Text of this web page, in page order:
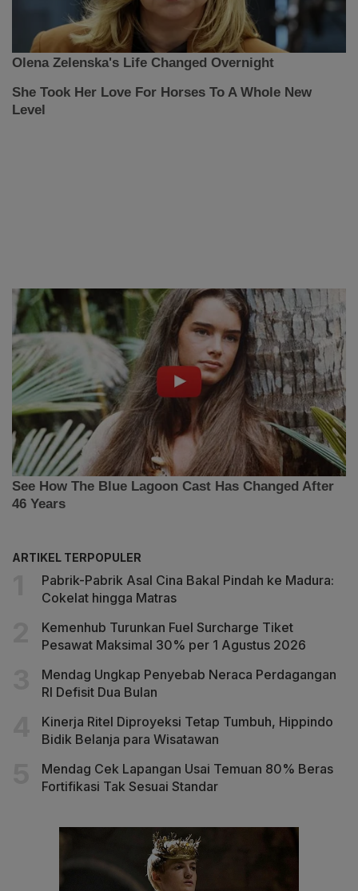
ARTIKEL TERPOPULER
Pabrik-Pabrik Asal Cina Bakal Pindah ke Madura:
Cokelat hingga Matras
Kemenhub Turunkan Fuel Surcharge Tiket
Pesawat Maksimal 30% per 1 Agustus 2026
Mendag Ungkap Penyebab Neraca Perdagangan
RI Defisit Dua Bulan
Kinerja Ritel Diproyeksi Tetap Tumbuh, Hippindo
Bidik Belanja para Wisatawan
Mendag Cek Lapangan Usai Temuan 80% Beras
Fortifikasi Tak Sesuai Standar